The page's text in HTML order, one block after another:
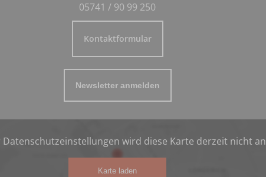
05741 / 90 99 250
Kontaktformular
Newsletter anmelden
wird diese Karte derzeit nicht
Karte laden